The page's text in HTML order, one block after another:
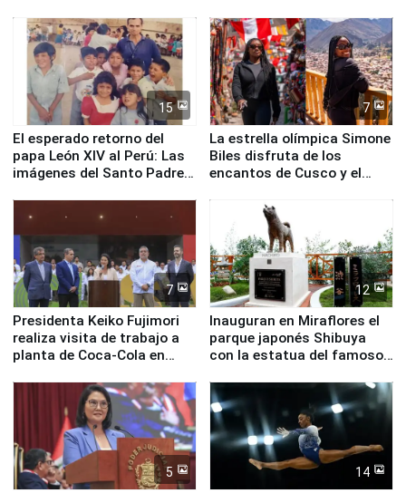
de Chile
15
El esperado retorno del
papa León XIV al Perú: Las
imágenes del Santo Padre
7
La estrella olímpica Simone
Biles disfruta de los
encantos de Cusco y el
7
Presidenta Keiko Fujimori
realiza visita de trabajo a
planta de Coca-Cola en
12
Inauguran en Miraflores el
parque japonés Shibuya
con la estatua del famoso
5 14